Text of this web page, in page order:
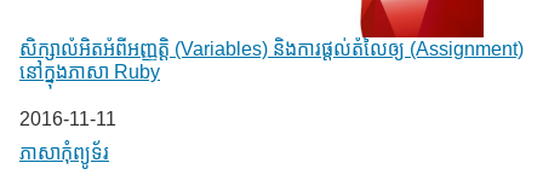
សិក្សាលំអិតអំពីអញ្ញត្តិ (Variables) និងការផ្តល់តំលៃឲ្យ (Assignment)
នៅក្នុងភាសា Ruby
Date
2016-11-11
In relation to
ភាសា​កុំព្យូទ័រ